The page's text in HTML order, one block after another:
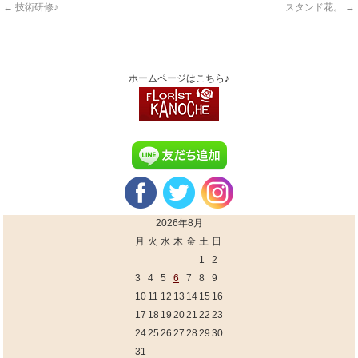
← 技術研修♪ スタンド花。 →
ホームページはこちら♪
2026年8月
月 火 水 木 金 土 日
1
2
3
4 5 6 7 8
9
10 11 12 13 14 15 16
17 18 19 2021 22 23
2425 26 27 28 29 30
31